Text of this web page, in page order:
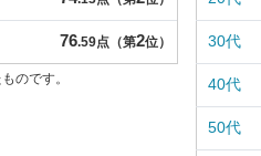
76.59点（第2位）
のです。
30代
40代
50代